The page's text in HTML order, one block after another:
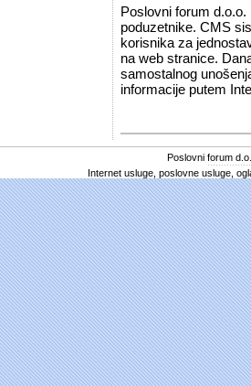
Poslovni forum
poduzetnike. CMS
korisnika za
na web stranice.
samostalnog
informacije putem
Poslovni forum
Internet usluge, poslovne usluge,